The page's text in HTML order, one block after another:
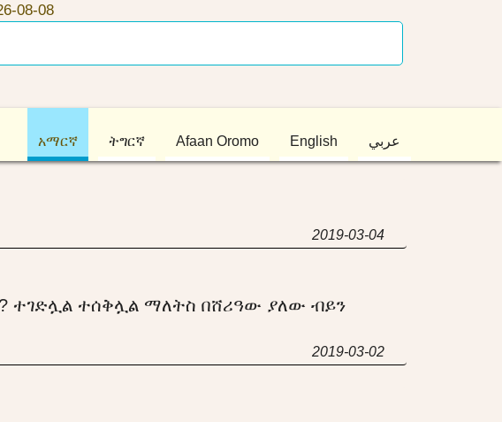
08-08
አማርኛ ትግርኛ Afaan Oromo English عربي
2019-03-04
ተገድሏል ተሰቅሏል ማለትስ በሸሪዓው ያለው ብይን
2019-03-02